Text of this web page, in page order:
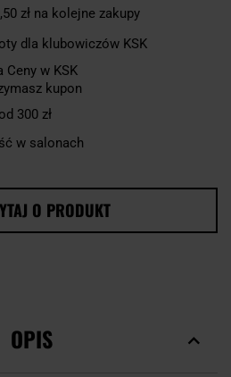
zł na kolejne zakupy
dla klubowiczów KSK
Ceny w KSK
kupon
300 zł
w salonach
O PRODUKT
OPIS